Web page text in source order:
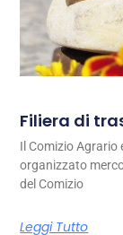
Filiera di
Il Comizio Agrario
organizzato
del Comizio
Leggi Tutto